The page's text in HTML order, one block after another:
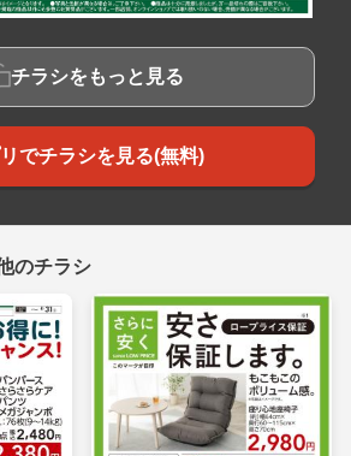
チラシをもっと見る
でチラシを見る(無料)
のチラシ